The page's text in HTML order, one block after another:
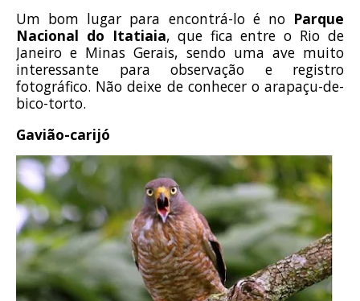
Um bom lugar para encontrá-lo é no Parque
Nacional do Itatiaia, que fica entre o Rio de
Janeiro e Minas Gerais, sendo uma ave muito
interessante para observação e registro
fotográfico. Não deixe de conhecer o arapaçu-de-
bico-torto.
Gavião-carijó